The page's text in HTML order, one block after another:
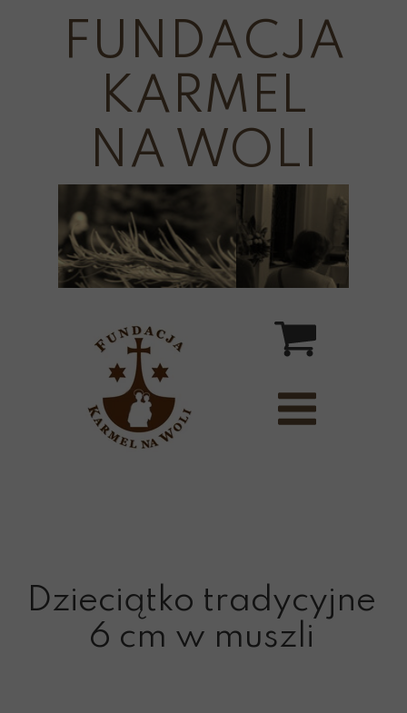
FUNDACJA
KARMEL
NA WOLI
Dzieciątko tradycyjne
6 cm w muszli